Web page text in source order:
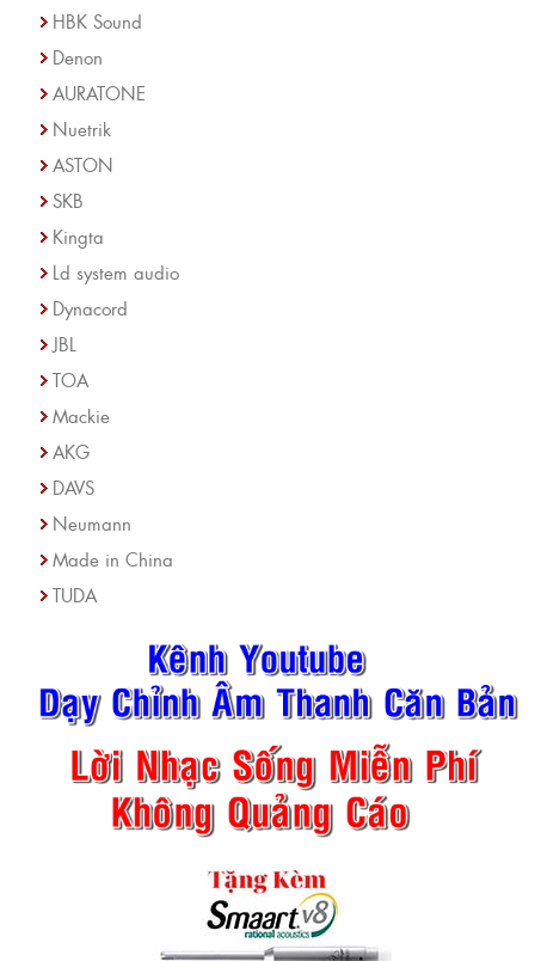
HBK Sound
Denon
AURATONE
Nuetrik
ASTON
SKB
Kingta
Ld system audio
Dynacord
JBL
TOA
Mackie
AKG
DAVS
Neumann
Made in China
TUDA